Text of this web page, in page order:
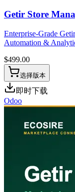
Getir Store
Enterprise-Grade
Automation &
$499.00
选择版本
即时下载
Odoo